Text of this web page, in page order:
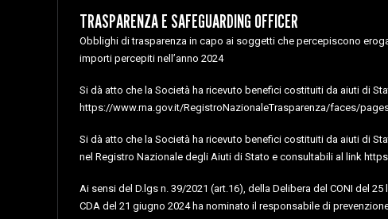
TRASPARENZA E SAFEGUARDING OFFICER
Obblighi di trasparenza in capo ai soggetti che percepiscono
importi percepiti nell’anno 2024
Si dà atto che la Società ha ricevuto benefici costituiti da aiuti di
https://www.rna.gov.it/RegistroNazionaleTrasparenza/faces/
Si dà atto che la Società ha ricevuto benefici costituiti da aiuti di
nel Registro Nazionale degli Aiuti di Stato e consultabili al link
Ai sensi del D.lgs n. 39/2021 (art.16), della Delibera del CONI del
CDA del 21 giugno 2024 ha nominato il responsabile di